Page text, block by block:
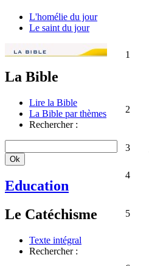
L'homélie du jour
Le saint du jour
La Bible
Lire la Bible
La Bible par thèmes
Rechercher :
Education
Le Catéchisme
Texte intégral
Rechercher :
1
2
3
4
5